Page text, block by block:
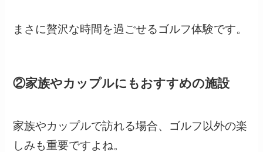
まさに贅沢な時間を過ごせるゴルフ体験です。
②家族やカップルにもおすすめの施設
家族やカップルで訪れる場合、ゴルフ以外の楽
しみも重要ですよね。